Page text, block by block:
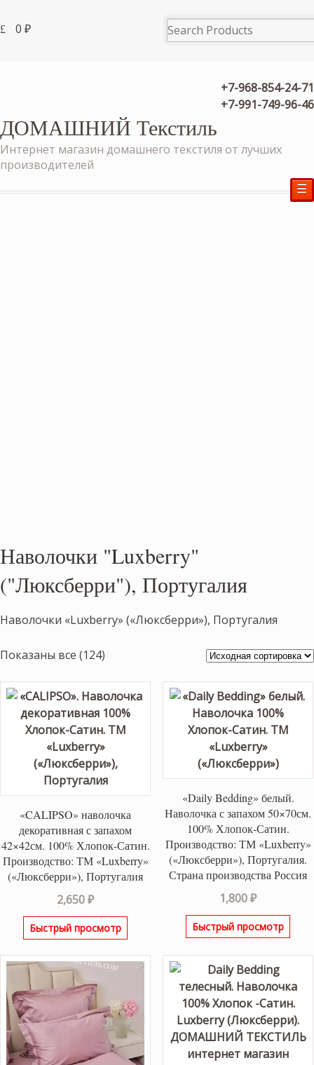
0 ₽
+7-968-854-24-71
+7-991-749-96-46
ДОМАШНИЙ Текстиль
Интернет магазин домашнего текстиля от лучших
производителей
☰
Наволочки "Luxberry"
("Люксберри"), Португалия
Наволочки «Luxberry» («Люксберри»), Португалия
Показаны все (124)
«CALIPSO» наволочка
декоративная с запахом
42×42см. 100% Хлопок-Сатин.
Производство: ТМ «Luxberry»
(«Люксберри»), Португалия
2,650₽
Быстрый просмотр
«Daily Bedding» белый.
Наволочка с запахом 50×70см.
100% Хлопок-Сатин.
Производство: ТМ «Luxberry»
(«Люксберри»), Португалия.
Страна производства Россия
1,800₽
Быстрый просмотр